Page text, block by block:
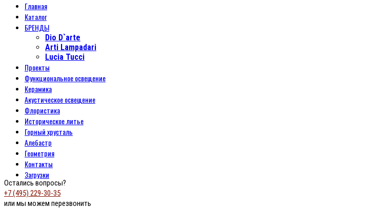
Главная
Каталог
БРЕНДЫ
Dio D`arte
Arti Lampadari
Lucia Tucci
Проекты
Функциональное освещение
Керамика
Акустическое освещение
Флористика
Историческое литье
Горный хрусталь
Алебастр
Геометрия
Контакты
Загрузки
Остались вопросы?
+7 (495) 229-30-35
или мы можем перезвонить